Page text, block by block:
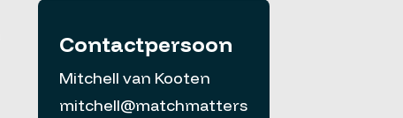
Contactpersoon
Mitchell van Kooten
mitchell@matchmatters